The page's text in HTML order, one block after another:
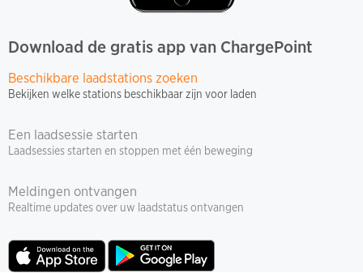
Download de gratis app van ChargePoint
Beschikbare laadstations zoeken
Bekijken welke stations beschikbaar zijn voor laden
Een laadsessie starten
Laadsessies starten en stoppen met één beweging
Meldingen ontvangen
Realtime updates over uw laadstatus ontvangen